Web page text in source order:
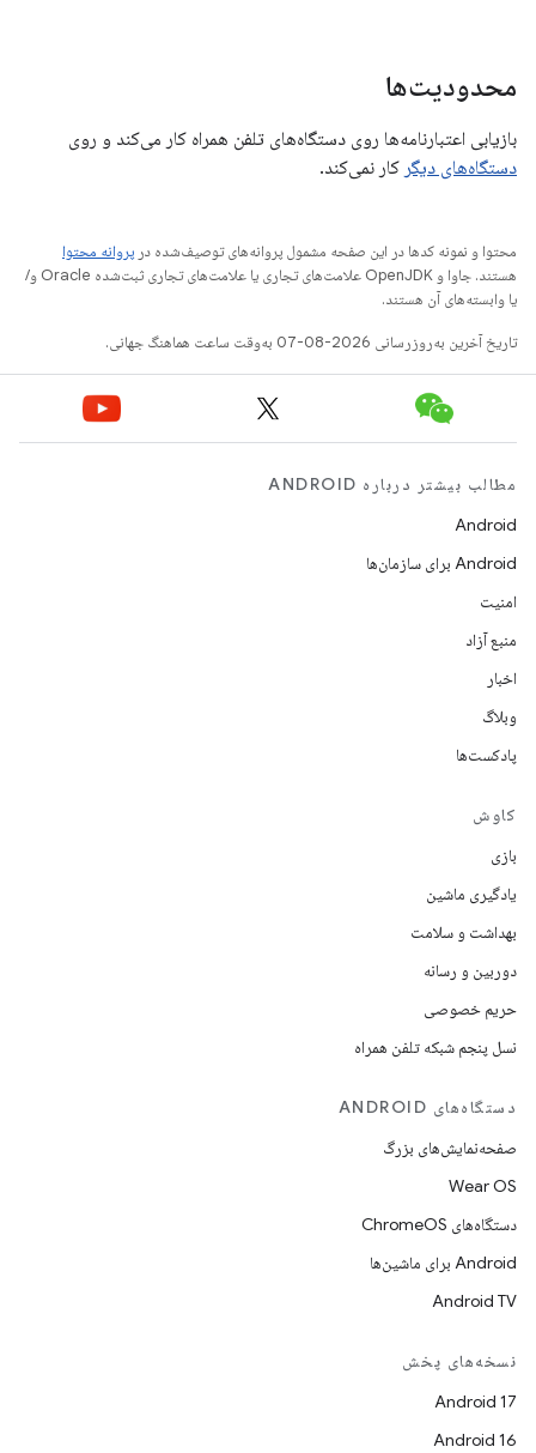
محدودیت‌ها
بازیابی اعتبارنامه‌ها روی دستگاه‌های تلفن همراه کار می‌کند و روی
دستگاه‌های دیگر کار نمی‌کند.
محتوا و نمونه کدها در این صفحه مشمول پروانه‌های توصیف‌شده در پروانه محتوا
هستند. جاوا و OpenJDK علامت‌های تجاری یا علامت‌های تجاری ثبت‌شده Oracle و/
یا وابسته‌های آن هستند.
تاریخ آخرین به‌روزرسانی 2026-08-07 به‌وقت ساعت هماهنگ جهانی.
مطالب بیشتر درباره ANDROID
Android
Android برای سازمان‌ها
امنیت
منبع آزاد
اخبار
وبلاگ
پادکست‌ها
کاوش
بازی
یادگیری ماشین
بهداشت و سلامت
دوربین و رسانه
حریم خصوصی
نسل پنجم شبکه تلفن همراه
دستگاه‌های ANDROID
صفحه‌نمایش‌های بزرگ
Wear OS
دستگاه‌های ChromeOS
Android برای ماشین‌ها
Android TV
نسخه‌های پخش
Android 17
Android 16